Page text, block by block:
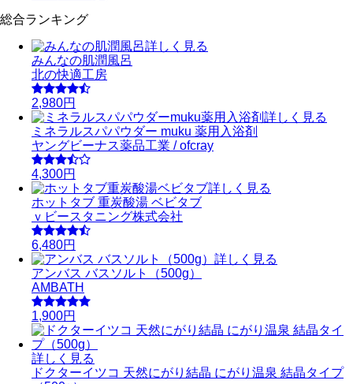
総合ランキング
詳しく見る
みんなの肌潤風呂
北の快適工房
2,980円
詳しく見る
ミネラルスパパウダー muku 薬用入浴剤
ヤングビーナス薬品工業 / ofcray
4,300円
詳しく見る
ホットタブ 重炭酸湯 ベビタブ
ｖビースタニング株式会社
6,480円
詳しく見る
アンバス バスソルト（500g）
AMBATH
1,900円
詳しく見る
ドクターイツコ 天然にがり結晶 にがり温泉 結晶タイプ